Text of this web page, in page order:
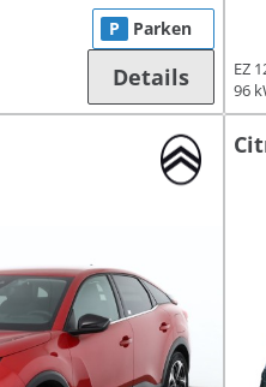
P Parken
Details EZ
96